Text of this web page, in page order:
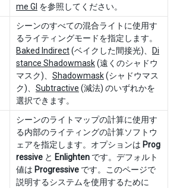
me GI を参照してください。
シーンのすべての混合ライトに使用す
るライティングモードを指定します。
Baked Indirect(ベイクした間接光)、
Di
stance Shadowmask(遠くのシャドウ
マスク)、 Shadowmask(シャドウマス
ク)、 Subtractive (減法) のいずれかを
選択できます。
シーンのライトマップの計算に使用す
る内部のライティングの計算ソフトウ
ェアを指定します。オプションは Prog
ressive と Enlighten です。デフォルト
値は Progressive です。このページで
説明するシステムを使用するために